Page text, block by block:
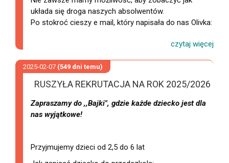
układa się droga naszych absolwentów.
Po stokroć cieszy e mail, który napisała do nas Olivka:
RUSZYŁA REKRUTACJA NA ROK 2025/2026
2025-02-07 (549 dni temu)
Zapraszamy do ,,Bajki", gdzie każde dziecko jest dla
nas wyjątkowe!
Przyjmujemy dzieci od 2,5 do 6 lat